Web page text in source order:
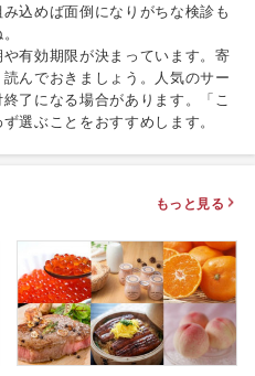
込めば面倒になりがちな検診も
有効期限が決まっています。寄
んでおきましょう。人気のサー
了になる場合があります。「こ
選ぶことをおすすめします。
もっと見る